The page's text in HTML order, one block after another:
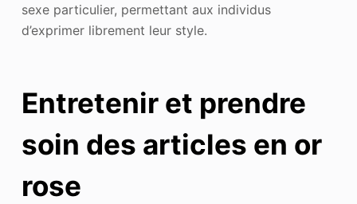
sexe particulier, permettant aux individus
d’exprimer librement leur style.
Entretenir et prendre
soin des articles en or
rose